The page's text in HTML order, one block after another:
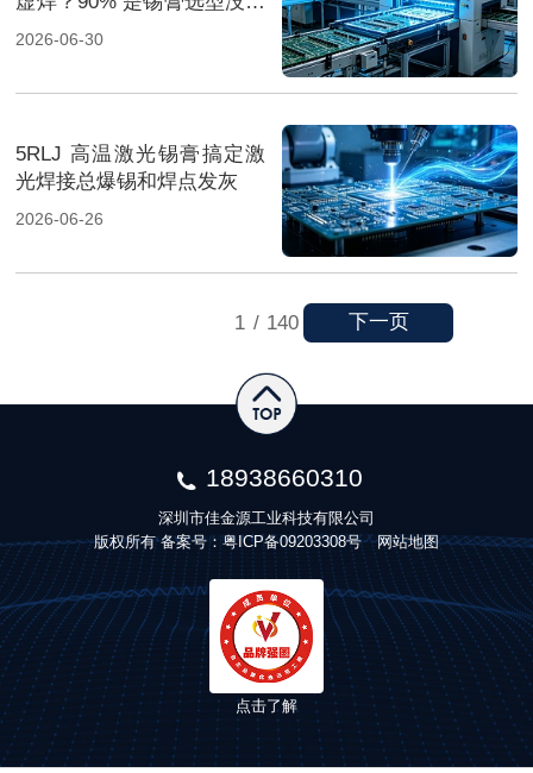
对
2026-06-30
5RLJ 高温激光锡膏搞定激
光焊接总爆锡和焊点发灰
2026-06-26
1 / 140 下一页
18938660310
深圳市佳金源工业科技有限公司
版权所有 备案号：粤ICP备09203308号 网站地图
点击了解